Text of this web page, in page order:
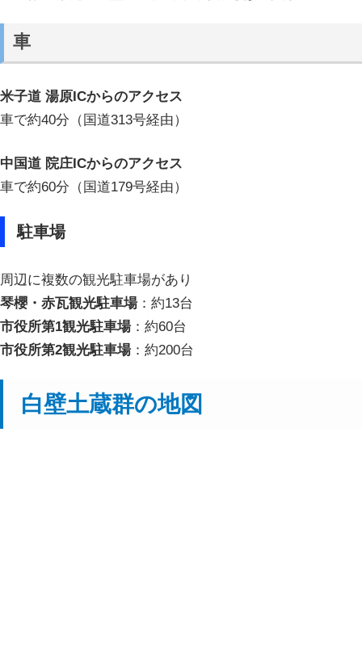
車
米子道 湯原ICからのアクセス
車で約40分（国道313号経由）
中国道 院庄ICからのアクセス
車で約60分（国道179号経由）
駐車場
周辺に複数の観光駐車場があり
琴櫻・赤瓦観光駐車場：約13台
市役所第1観光駐車場：約60台
市役所第2観光駐車場：約200台
白壁土蔵群の地図